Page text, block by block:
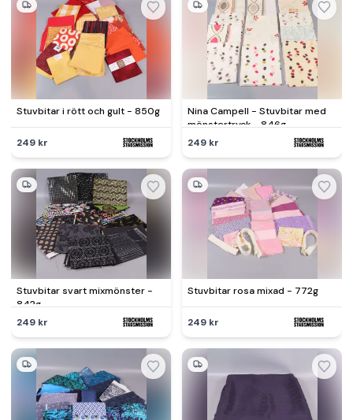
Stuvbitar i rött och gult - 850g
249 kr
Nina Campell - Stuvbitar med
mönstertryck - 846g
249 kr
Stuvbitar svart mixmönster -
842g
249 kr
Stuvbitar rosa mixad - 772g
249 kr